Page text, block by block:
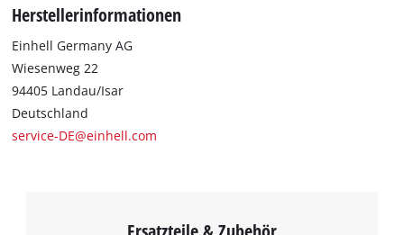
haben einen PH2 Schraubenkopf. Durch das Feingewinde
eignen sich die Schrauben zur Befestigung von
Gipskartonplatten auf Unterkonstruktionen aus Metall.
Herstellerinformationen
Einhell Germany AG
Wiesenweg 22
94405 Landau/Isar
Deutschland
service-DE@einhell.com